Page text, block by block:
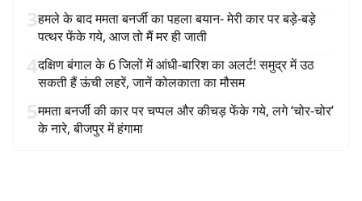
3हमले के बाद ममता बनर्जी का पहला बयान- मेरी कार पर बड़े-बड़े
पत्थर फेंके गये, आज तो मैं मर ही जाती
4दक्षिण बंगाल के 6 जिलों में आंधी-बारिश का अलर्ट! समुद्र में उठ
सकती हैं ऊंची लहरें, जानें कोलकाता का मौसम
5ममता बनर्जी की कार पर चप्पल और कीचड़ फेंके गये, लगे ‘चोर-चोर’
के नारे, बीजपुर में हंगामा